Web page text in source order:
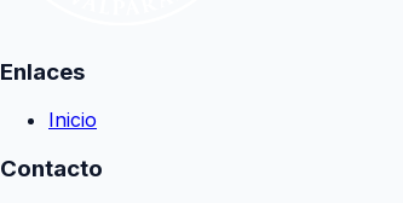
Enlaces
Inicio
Contacto